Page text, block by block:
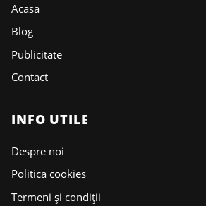
Acasa
Blog
Publicitate
Contact
INFO UTILE
Despre noi
Politica cookies
Termeni și condiții